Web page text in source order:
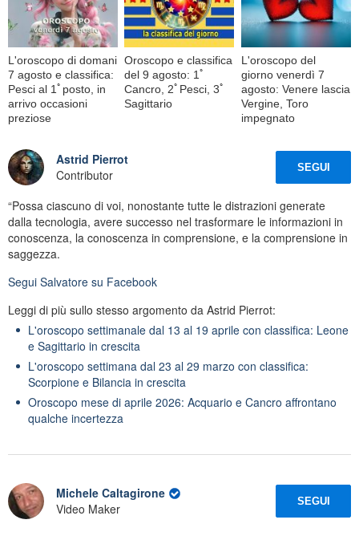
L'oroscopo di domani
7 agosto e classifica:
Pesci al 1ﾟposto, in
arrivo occasioni
preziose
Oroscopo e classifica
del 9 agosto: 1ﾟ
Cancro, 2ﾟPesci, 3ﾟ
Sagittario
L'oroscopo del
giorno venerdì 7
agosto: Venere lascia
Vergine, Toro
impegnato
Astrid Pierrot
Contributor
SEGUI
“Possa ciascuno di voi, nonostante tutte le distrazioni generate
dalla tecnologia, avere successo nel trasformare le informazioni in
conoscenza, la conoscenza in comprensione, e la comprensione in
saggezza.
Segui Salvatore su Facebook
Leggi di più sullo stesso argomento da Astrid Pierrot:
L'oroscopo settimanale dal 13 al 19 aprile con classifica: Leone
e Sagittario in crescita
L'oroscopo settimana dal 23 al 29 marzo con classifica:
Scorpione e Bilancia in crescita
Oroscopo mese di aprile 2026: Acquario e Cancro affrontano
qualche incertezza
Michele Caltagirone
Video Maker
SEGUI